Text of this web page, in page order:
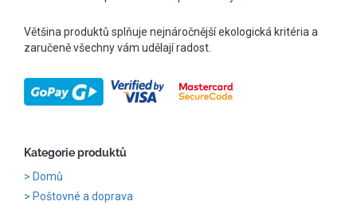
Většina produktů splňuje nejnáročnější ekologická kritéria a
zaručeně všechny vám udělají radost.
Kategorie produktů
Domů
Poštovné a doprava